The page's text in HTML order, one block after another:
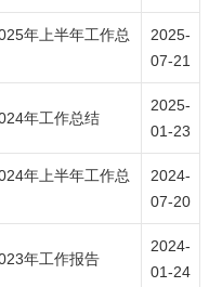
年上半年工作总
2025-
07-21
年工作总结
2025-
01-23
年上半年工作总
2024-
07-20
年工作报告
2024-
01-24